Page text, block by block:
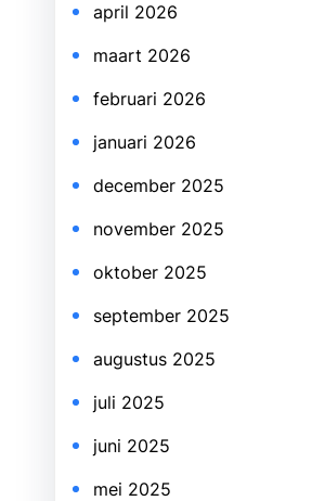
april 2026
maart 2026
februari 2026
januari 2026
december 2025
november 2025
oktober 2025
september 2025
augustus 2025
juli 2025
juni 2025
mei 2025